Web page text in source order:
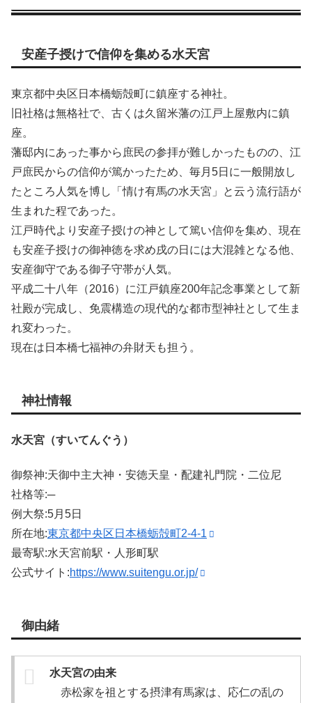
安産子授けで信仰を集める水天宮
東京都中央区日本橋蛎殻町に鎮座する神社。
旧社格は無格社で、古くは久留米藩の江戸上屋敷内に鎮
座。
藩邸内にあった事から庶民の参拝が難しかったものの、江
戸庶民からの信仰が篤かったため、毎月5日に一般開放し
たところ人気を博し「情け有馬の水天宮」と云う流行語が
生まれた程であった。
江戸時代より安産子授けの神として篤い信仰を集め、現在
も安産子授けの御神徳を求め戌の日には大混雑となる他、
安産御守である御子守帯が人気。
平成二十八年（2016）に江戸鎮座200年記念事業として新
社殿が完成し、免震構造の現代的な都市型神社として生ま
れ変わった。
現在は日本橋七福神の弁財天も担う。
神社情報
水天宮（すいてんぐう）
御祭神:天御中主大神・安徳天皇・配建礼門院・二位尼
社格等:─
例大祭:5月5日
所在地:東京都中央区日本橋蛎殻町2-4-1
最寄駅:水天宮前駅・人形町駅
公式サイト:https://www.suitengu.or.jp/
御由緒
水天宮の由来
赤松家を祖とする摂津有馬家は、応仁の乱の